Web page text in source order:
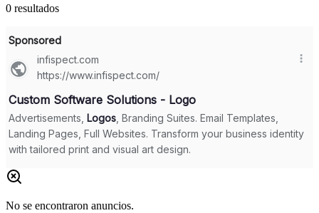
0 resultados
No se encontraron anuncios.